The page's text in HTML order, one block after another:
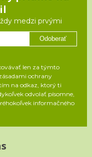
medzi prvými
Odoberať
len za týmto
ochrany
na odkaz, ktorý ti
odvolať písomne,
informačného